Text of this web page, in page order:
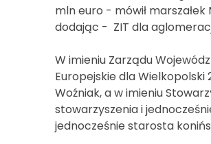
mln euro - mówił
dodając - ZIT dla
W imieniu Zarządu
Europejskie dla Wielkopolski
Woźniak, a w imieniu
stowarzyszenia i
jednocześnie starosta